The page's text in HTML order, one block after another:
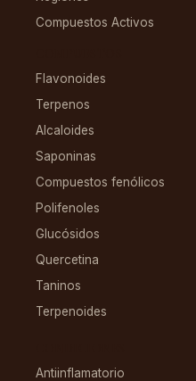
Compuestos Activos
Flavonoides
Terpenos
Alcaloides
Saponinas
Compuestos fenólicos
Polifenoles
Glucósidos
Quercetina
Taninos
Terpenoides
Antiinflamatorio